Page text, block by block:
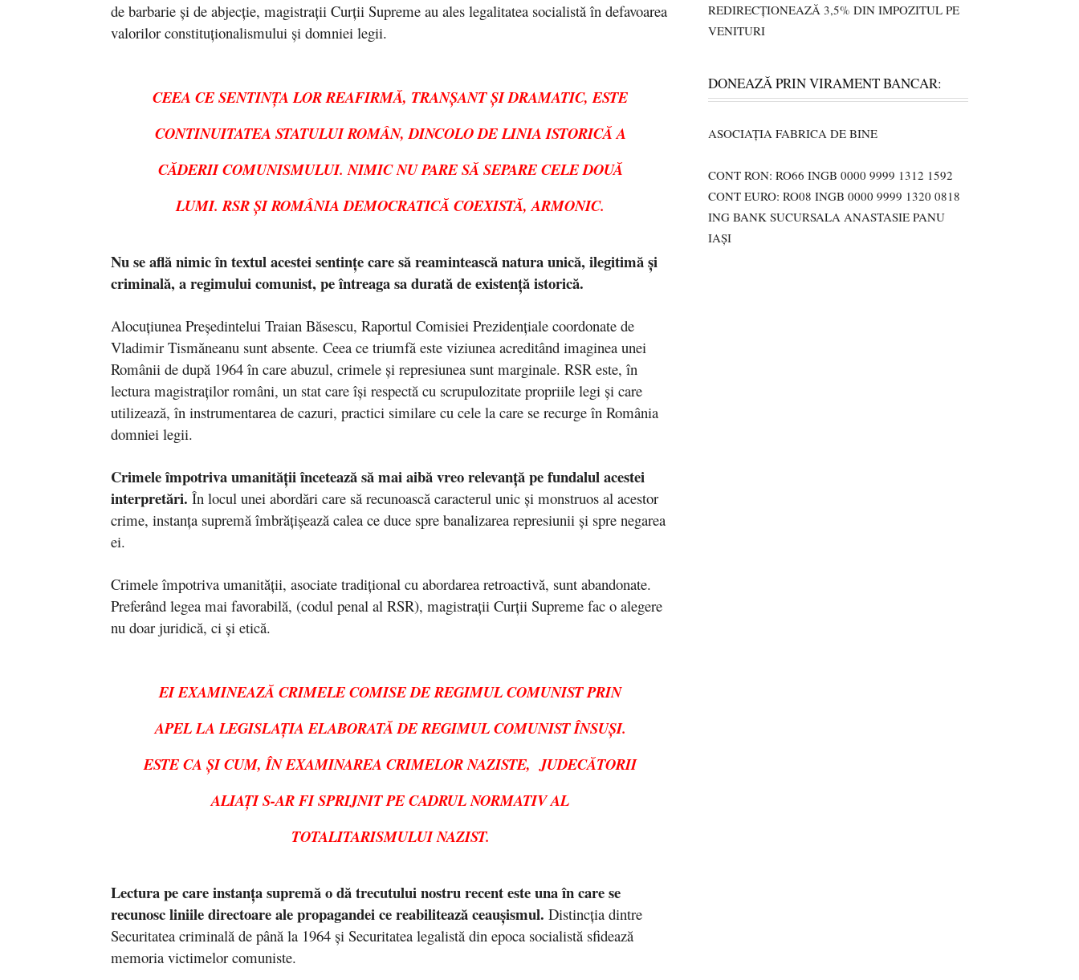
de barbarie şi de abjecţie, magistraţii Curţii Supreme au ales legalitatea socialistă în defavoarea
valorilor constituţionalismului şi domniei legii.
CEEA CE SENTINŢA LOR REAFIRMĂ, TRANŞANT ŞI DRAMATIC, ESTE
CONTINUITATEA STATULUI ROMÂN, DINCOLO DE LINIA ISTORICĂ A
CĂDERII COMUNISMULUI. NIMIC NU PARE SĂ SEPARE CELE DOUĂ
LUMI. RSR ŞI ROMÂNIA DEMOCRATICĂ COEXISTĂ, ARMONIC.
Nu se află nimic în textul acestei sentinţe care să reamintească natura unică, ilegitimă şi
criminală, a regimului comunist, pe întreaga sa durată de existenţă istorică.
Alocuţiunea Preşedintelui Traian Băsescu, Raportul Comisiei Prezidenţiale coordonate de
Vladimir Tismăneanu sunt absente. Ceea ce triumfă este viziunea acreditând imaginea unei
Românii de după 1964 în care abuzul, crimele şi represiunea sunt marginale. RSR este, în
lectura magistraţilor români, un stat care îşi respectă cu scrupulozitate propriile legi şi care
utilizează, în instrumentarea de cazuri, practici similare cu cele la care se recurge în România
domniei legii.
Crimele împotriva umanităţii încetează să mai aibă vreo relevanţă pe fundalul acestei
interpretări. În locul unei abordări care să recunoască caracterul unic şi monstruos al acestor
crime, instanţa supremă îmbrăţişează calea ce duce spre banalizarea represiunii şi spre negarea
ei.
Crimele împotriva umanităţii, asociate tradiţional cu abordarea retroactivă, sunt abandonate.
Preferând legea mai favorabilă, (codul penal al RSR), magistraţii Curţii Supreme fac o alegere
nu doar juridică, ci şi etică.
EI EXAMINEAZĂ CRIMELE COMISE DE REGIMUL COMUNIST PRIN
APEL LA LEGISLAŢIA ELABORATĂ DE REGIMUL COMUNIST ÎNSUŞI.
ESTE CA ŞI CUM, ÎN EXAMINAREA CRIMELOR NAZISTE, JUDECĂTORII
ALIAŢI S-AR FI SPRIJNIT PE CADRUL NORMATIV AL
TOTALITARISMULUI NAZIST.
Lectura pe care instanţa supremă o dă trecutului nostru recent este una în care se
recunosc liniile directoare ale propagandei ce reabilitează ceauşismul. Distincţia dintre
Securitatea criminală de până la 1964 şi Securitatea legalistă din epoca socialistă sfidează
memoria victimelor comuniste.
REDIRECȚIONEAZĂ 3,5% DIN IMPOZITUL PE
VENITURI
DONEAZĂ PRIN VIRAMENT BANCAR:
ASOCIAȚIA FABRICA DE BINE
CONT RON: RO66 INGB 0000 9999 1312 1592
CONT EURO: RO08 INGB 0000 9999 1320 0818
ING BANK SUCURSALA ANASTASIE PANU
IAȘI